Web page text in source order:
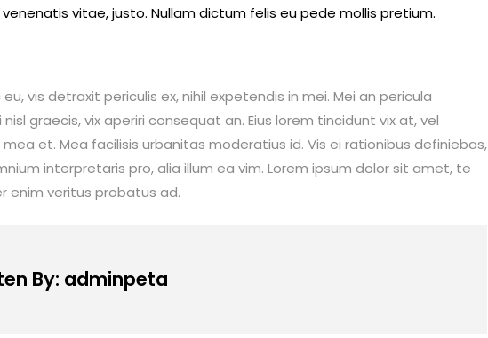
vitae, justo. Nullam dictum felis eu pede mollis pretium.
vis detraxit periculis ex, nihil expetendis in mei. Mei an pericula
graecis, vix aperiri consequat an. Eius lorem tincidunt vix at, vel
et. Mea facilisis urbanitas moderatius id. Vis ei rationibus definiebas,
interpretaris pro, alia illum ea vim. Lorem ipsum dolor sit amet, te
enim veritus probatus ad.
By: adminpeta